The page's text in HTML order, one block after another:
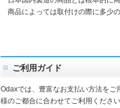
商品によっては取付けの際に多少
ご利用ガイド
Odaxでは、豊富なお支払い方法を
様のご都合に合わせてご利用くださ